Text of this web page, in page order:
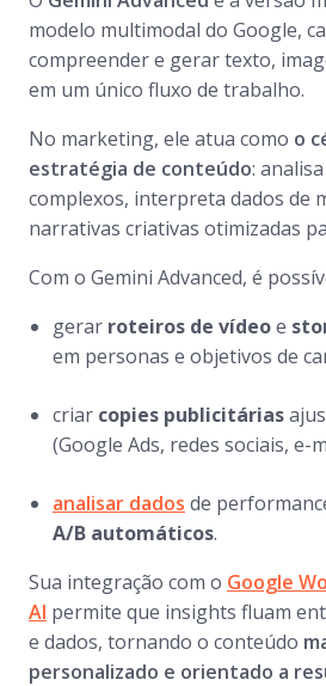
modelo multimodal do Google,
compreender e gerar texto,
em um único fluxo de trabalho.
No marketing, ele atua como o
estratégia de conteúdo:
complexos, interpreta dados de
narrativas criativas otimizadas
Com o Gemini Advanced, é
gerar roteiros de vídeoe
em personas e objetivos de
criar copies publicitárias
(Google Ads, redes sociais, e-
analisar dados de
A/B automáticos.
Sua integração com o Google
AI permite que insights fluam
e dados, tornando o conteúdo
personalizado e orientado a